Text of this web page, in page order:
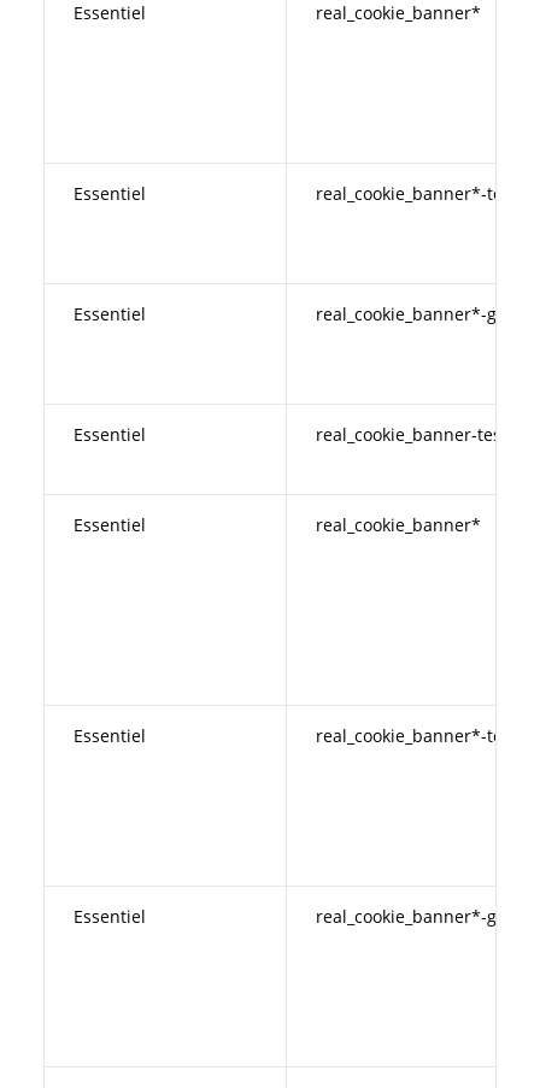
Essentiel real_cookie_banner*
Essentiel real_cookie_banner*-tcf
Essentiel real_cookie_banner*-gcm
Essentiel real_cookie_banner-test
Essentiel real_cookie_banner*
Essentiel real_cookie_banner*-tcf
Essentiel real_cookie_banner*-gcm